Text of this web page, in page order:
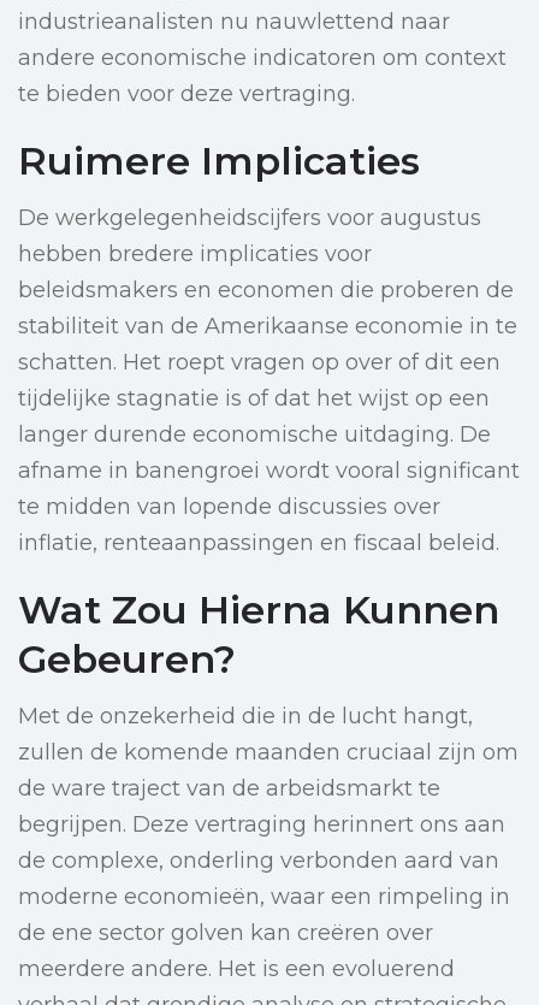
industrieanalisten nu nauwlettend naar
andere economische indicatoren om context
te bieden voor deze vertraging.
Ruimere Implicaties
De werkgelegenheidscijfers voor augustus
hebben bredere implicaties voor
beleidsmakers en economen die proberen de
stabiliteit van de Amerikaanse economie in te
schatten. Het roept vragen op over of dit een
tijdelijke stagnatie is of dat het wijst op een
langer durende economische uitdaging. De
afname in banengroei wordt vooral significant
te midden van lopende discussies over
inflatie, renteaanpassingen en fiscaal beleid.
Wat Zou Hierna Kunnen
Gebeuren?
Met de onzekerheid die in de lucht hangt,
zullen de komende maanden cruciaal zijn om
de ware traject van de arbeidsmarkt te
begrijpen. Deze vertraging herinnert ons aan
de complexe, onderling verbonden aard van
moderne economieën, waar een rimpeling in
de ene sector golven kan creëren over
meerdere andere. Het is een evoluerend